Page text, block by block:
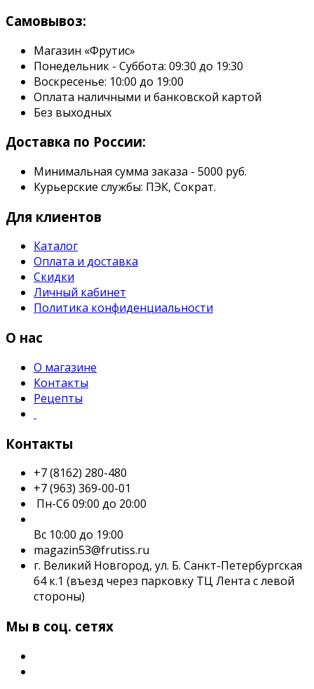
Самовывоз:
Магазин «Фрутис»
Понедельник - Суббота: 09:30 до 19:30
Воскресенье: 10:00 до 19:00
Оплата наличными и банковской картой
Без выходных
Доставка по России:
Минимальная сумма заказа - 5000 руб.
Курьерские службы: ПЭК, Сократ.
Для клиентов
Каталог
Оплата и доставка
Скидки
Личный кабинет
Политика конфиденциальности
О нас
О магазине
Контакты
Рецепты
Контакты
+7 (8162) 280-480
+7 (963) 369-00-01
Пн-Сб 09:00 до 20:00
Вс 10:00 до 19:00
magazin53@frutiss.ru
г. Великий Новгород, ул. Б. Санкт-Петербургская
64 к.1 (въезд через парковку ТЦ Лента с левой
стороны)
Мы в соц. сетях